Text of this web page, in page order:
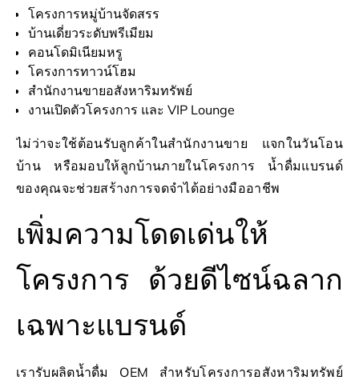
โครงการหมู่บ้านจัดสรร
บ้านเดี่ยวระดับพรีเมียม
คอนโดมิเนียมหรู
โครงการทาวน์โฮม
สำนักงานขายอสังหาริมทรัพย์
งานเปิดตัวโครงการ และ VIP Lounge
ไม่ว่าจะใช้ต้อนรับลูกค้าในสำนักงานขาย แจกในวันโอน
บ้าน หรือมอบให้ลูกบ้านภายในโครงการ น้ำดื่มแบรนด์
ของคุณจะช่วยสร้างการจดจำได้อย่างมืออาชีพ
เพิ่มความโดดเด่นให้
โครงการ ด้วยดีไซน์ฉลาก
เฉพาะแบรนด์
เรารับผลิตน้ำดื่ม OEM สำหรับโครงการอสังหาริมทรัพย์